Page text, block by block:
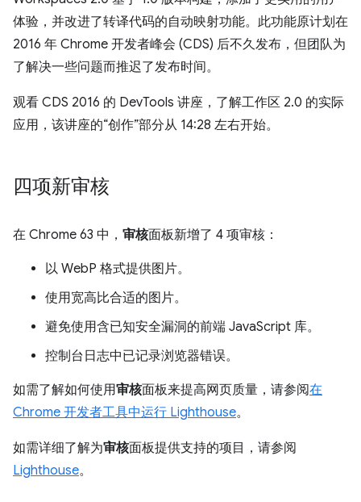
体验，并改进了转译代码的自动映射功能。此功能原计划在
2016 年 Chrome 开发者峰会 (CDS) 后不久发布，但团队为
了解决一些问题而推迟了发布时间。
观看 CDS 2016 的 DevTools 讲座，了解工作区 2.0 的实际
应用，该讲座的“创作”部分从 14:28 左右开始。
四项新审核
在 Chrome 63 中， 审核面板新增了 4 项审核：
以 WebP 格式提供图片。
使用宽高比合适的图片。
避免使用含已知安全漏洞的前端 JavaScript 库。
控制台日志中已记录浏览器错误。
如需了解如何使用审核面板来提高网页质量，请参阅在
Chrome 开发者工具中运行 Lighthouse。
如需详细了解为审核面板提供支持的项目，请参阅
Lighthouse。